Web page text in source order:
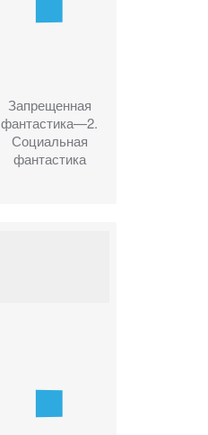
Запрещенная
фантастика—2.
Социальная
фантастика